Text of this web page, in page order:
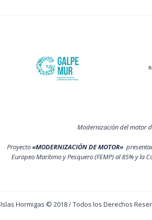
Modernización del motor
Proyecto«MODERNIZACIÓN DE MOTOR»
Europeo Marítimo y Pesquero (FEMP) al 85% y la
Islas Hormigas © 2018 / Todos los Derechos